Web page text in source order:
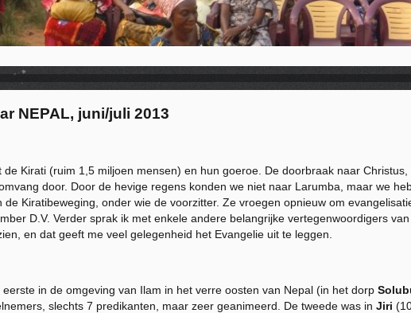
NEPAL, juni/juli 2013
Kirati (ruim 1,5 miljoen mensen) en hun goeroe. De doorbraak naar Christus,
door. Door de hevige regens konden we niet naar Larumba, maar we
Kiratibeweging, onder wie de voorzitter. Ze vroegen opnieuw om
D.V. Verder sprak ik met enkele andere belangrijke vertegenwoordigers van
en dat geeft me veel gelegenheid het Evangelie uit te leggen.
in de omgeving van Ilam in het verre oosten van Nepal (in het dorp
slechts 7 predikanten, maar zeer geanimeerd. De tweede was in Jiri